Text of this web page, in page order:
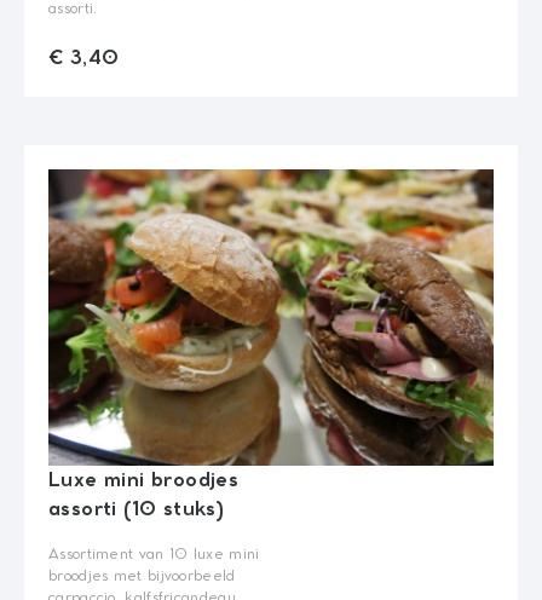
assorti.
Quantity
€ 3,40
Luxe mini broodjes
assorti (10 stuks)
Assortiment van 10 luxe mini
broodjes met bijvoorbeeld